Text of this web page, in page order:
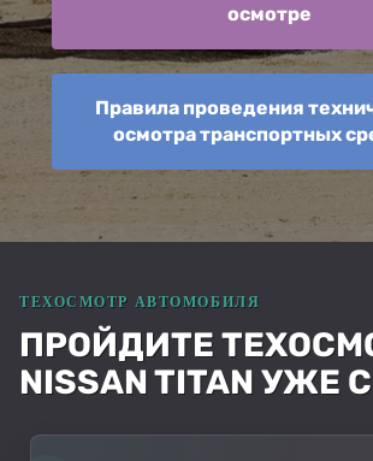
осмотре
Правила проведения
осмотра транспортных
ПРОЙДИТЕ
NISSAN TITAN УЖЕ